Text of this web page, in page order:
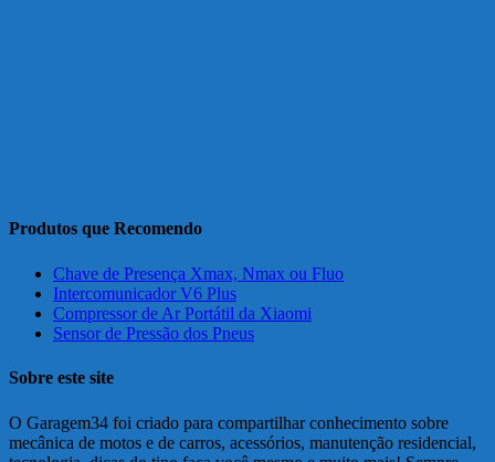
Produtos que Recomendo
Chave de Presença Xmax, Nmax ou Fluo
Intercomunicador V6 Plus
Compressor de Ar Portátil da Xiaomi
Sensor de Pressão dos Pneus
Sobre este site
O Garagem34 foi criado para compartilhar conhecimento sobre
mecânica de motos e de carros, acessórios, manutenção residencial,